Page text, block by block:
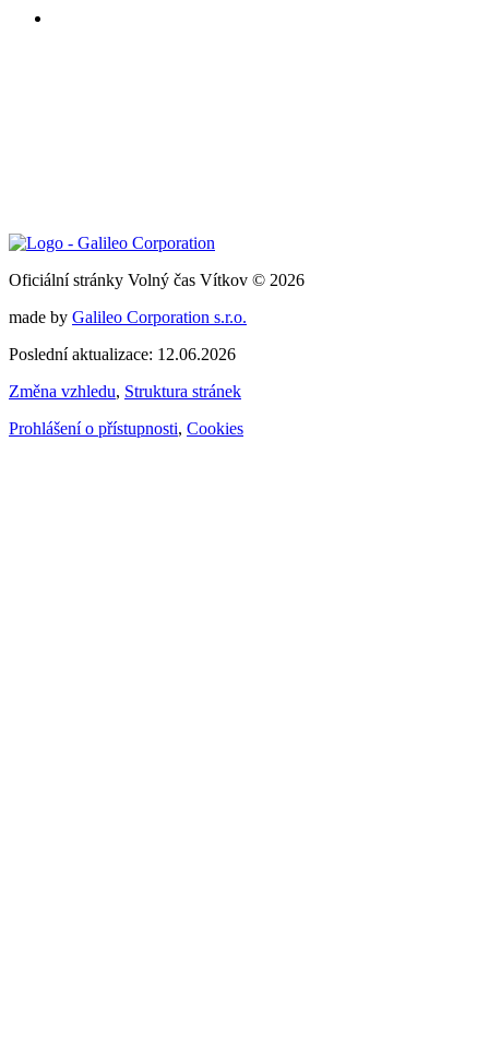
Oficiální stránky Volný čas Vítkov © 2026
made by Galileo Corporation s.r.o.
Poslední aktualizace: 12.06.2026
Změna vzhledu, Struktura stránek
Prohlášení o přístupnosti, Cookies